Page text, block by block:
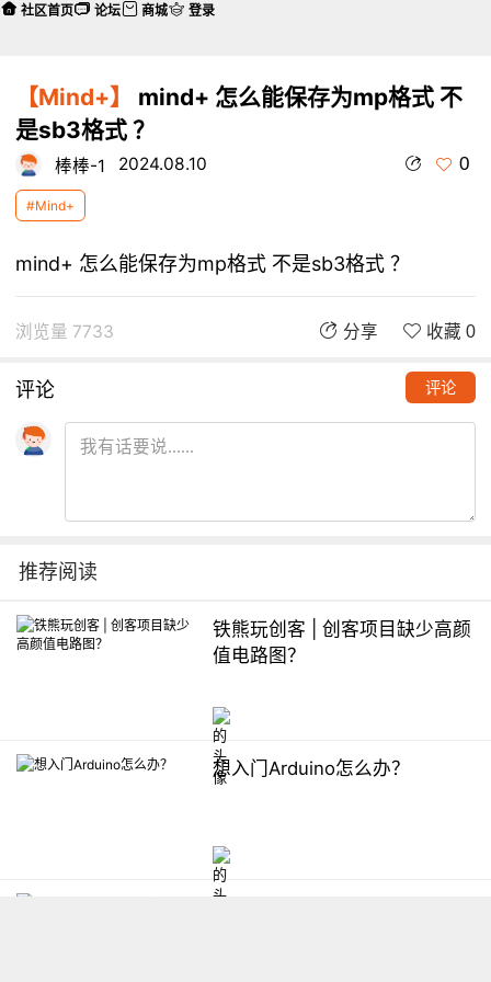
【Mind+】
mind+ 怎么能保存为mp格式 不
是sb3格式 ？
棒棒-1 2024.08.10 0
#Mind+
mind+ 怎么能保存为mp格式 不是sb3格式 ？
浏览量 7733 分享 收藏 0
评论 评论
推荐阅读
铁熊玩创客 | 创客项目缺少高颜
值电路图？
想入门Arduino怎么办？
社区首页 论坛 商城 登录